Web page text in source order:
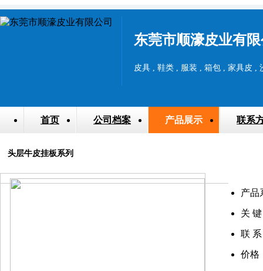
东莞市顺濠皮业有
皮具 , 鞋类 , 服装 , 箱包 , 家具皮 ,
首页 公司档案 产品展示 联系
头层牛皮挂板系列
产品
关
联
价格